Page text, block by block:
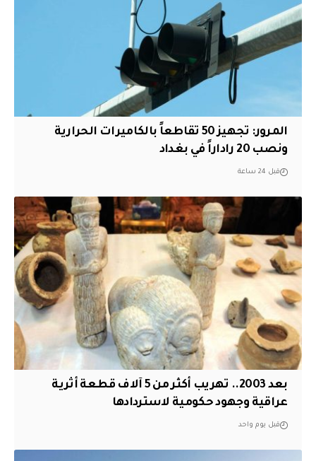
المرور: تجهيز 50 تقاطعاً بالكاميرات الحرارية
ونصب 20 راداراً في بغداد
قبل 24 ساعة
بعد 2003.. تهريب أكثر من 5 آلاف قطعة أثرية
عراقية وجهود حكومية لاستردادها
قبل يوم واحد